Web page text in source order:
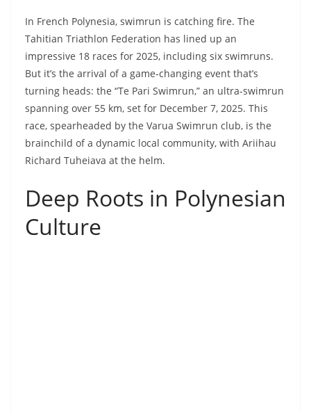
In French Polynesia, swimrun is catching fire. The
Tahitian Triathlon Federation has lined up an
impressive 18 races for 2025, including six swimruns.
But it’s the arrival of a game-changing event that’s
turning heads: the “Te Pari Swimrun,” an ultra-swimrun
spanning over 55 km, set for December 7, 2025. This
race, spearheaded by the Varua Swimrun club, is the
brainchild of a dynamic local community, with Ariihau
Richard Tuheiava at the helm.
Deep Roots in Polynesian
Culture